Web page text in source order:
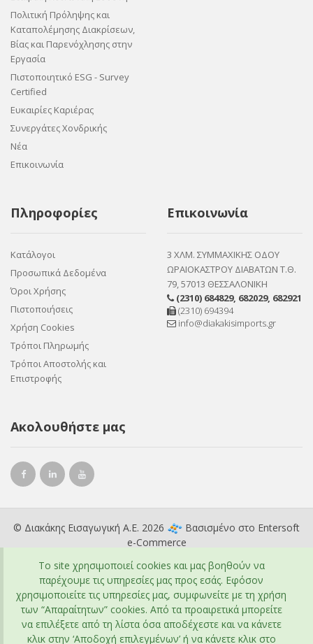
Πολιτική Πρόληψης και
Καταπολέμησης Διακρίσεων,
Βίας και Παρενόχλησης στην
Εργασία
Πιστοποιητικό ESG - Survey
Certified
Ευκαιρίες Καριέρας
Συνεργάτες Χονδρικής
Νέα
Επικοινωνία
Πληροφορίες
Κατάλογοι
Προσωπικά Δεδομένα
Όροι Χρήσης
Πιστοποιήσεις
Χρήση Cookies
Τρόποι Πληρωμής
Τρόποι Αποστολής και
Επιστροφής
Επικοινωνία
3 ΧΛΜ. ΣΥΜΜΑΧΙΚΗΣ ΟΔΟΥ
ΩΡΑΙΟΚΑΣΤΡΟΥ ΔΙΑΒΑΤΩΝ Τ.Θ.
79, 57013 ΘΕΣΣΑΛΟΝΙΚΗ
(2310) 684829, 682029, 682921
(2310) 694394
info@diakakisimports.gr
Ακολουθήστε μας
© Διακάκης Εισαγωγική Α.Ε. 2026 Βασισμένο στο Entersoft
e-Commerce
To site χρησιμοποιεί cookies και μας βοηθούν να
παρέχουμε τις υπηρεσίες μας προς εσάς. Εφόσον
χρησιμοποιείτε τις υπηρεσίες μας, συμφωνείτε με τη χρήση
των “Απαραίτητων” cookies. Από τα προαιρετικά μπορείτε
να επιλέξετε από τη λίστα όσα αποδέχεστε και να κάνετε
κλικ στην ‘Αποδοχή επιλεγμένων’ ή να κάνετε κλικ στο